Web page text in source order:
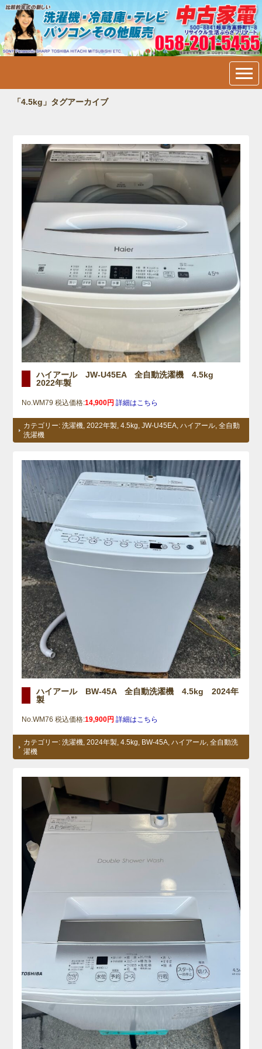
中古家電・洗濯機・冷蔵庫・
テレビ・パソコン販売＠岐阜
市内：フリマート
「4.5kg」タグアーカイブ
ハイアール JW-U45EA 全自動洗濯機 4.5kg
2022年製
No.WM79 税込価格:14,900円 詳細はこちら
カテゴリー:洗濯機 ,2022年製 ,4.5kg ,JW-U45EA ,ハイアール ,全自動
洗濯機
ハイアール BW-45A 全自動洗濯機 4.5kg 2024年
製
No.WM76 税込価格:19,900円 詳細はこちら
カテゴリー:洗濯機 ,2024年製 ,4.5kg BW-45A ,ハイアール ,全自動洗
濯機